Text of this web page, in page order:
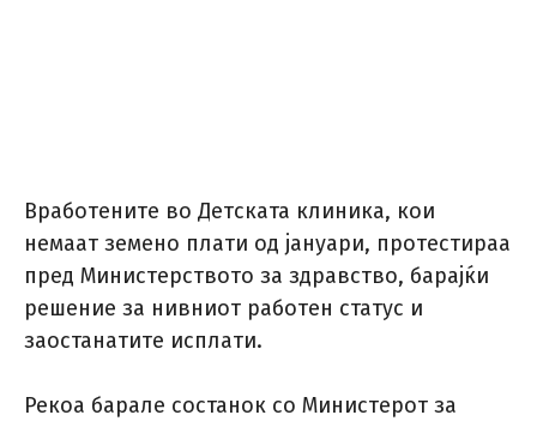
Вработените во Детската клиника, кои
немаат земено плати од јануари, протестираа
пред Министерството за здравство, барајќи
решение за нивниот работен статус и
заостанатите исплати.
Рекоа барале состанок со Министерот за